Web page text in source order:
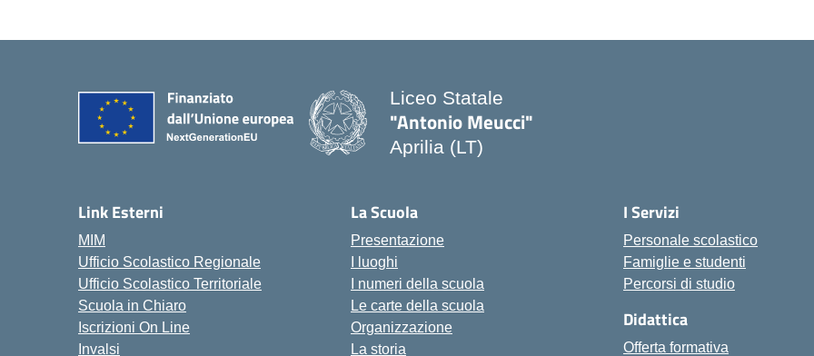
Liceo Statale
"Antonio Meucci"
Aprilia (LT)
Link Esterni
MIM
Ufficio Scolastico Regionale
Ufficio Scolastico Territoriale
Scuola in Chiaro
Iscrizioni On Line
Invalsi
La Scuola
Presentazione
I luoghi
I numeri della scuola
Le carte della scuola
Organizzazione
La storia
I Servizi
Personale scolastico
Famiglie e studenti
Percorsi di studio
Didattica
Offerta formativa